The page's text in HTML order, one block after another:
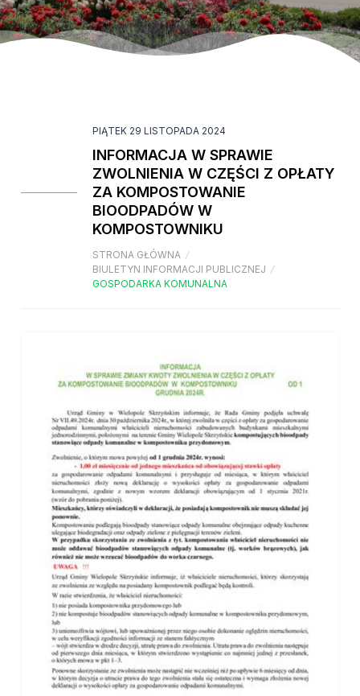
PIĄTEK 29 LISTOPADA 2024
INFORMACJA W SPRAWIE
ZWOLNIENIA W CZĘŚCI Z OPŁATY
ZA KOMPOSTOWANIE
BIOODPADÓW W
KOMPOSTOWNIKU
STRONA GŁÓWNA /
BIULETYN INFORMACJI PUBLICZNEJ /
GOSPODARKA KOMUNALNA